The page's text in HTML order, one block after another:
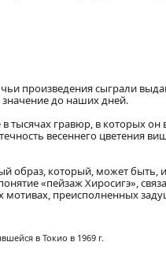
произведения сыграли
значение до наших дней.
гравюр, в которых он
весеннего цветения
образ, который, может быть,
«пейзаж Хиросигэ»,
преисполненных
в Токио в 1969 г.